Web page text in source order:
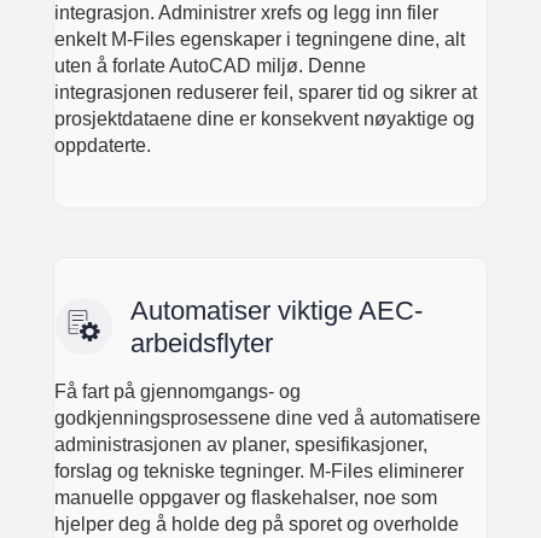
integrasjon. Administrer xrefs og legg inn filer
enkelt M-Files egenskaper i tegningene dine, alt
uten å forlate AutoCAD miljø. Denne
integrasjonen reduserer feil, sparer tid og sikrer at
prosjektdataene dine er konsekvent nøyaktige og
oppdaterte.
Automatiser viktige AEC-
arbeidsflyter
Få fart på gjennomgangs- og
godkjenningsprosessene dine ved å automatisere
administrasjonen av planer, spesifikasjoner,
forslag og tekniske tegninger. M-Files eliminerer
manuelle oppgaver og flaskehalser, noe som
hjelper deg å holde deg på sporet og overholde